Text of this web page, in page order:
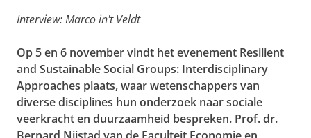
Interview: Marco in't Veldt
Op 5 en 6 november vindt het evenement Resilient
and Sustainable Social Groups: Interdisciplinary
Approaches plaats, waar wetenschappers van
diverse disciplines hun onderzoek naar sociale
veerkracht en duurzaamheid bespreken. Prof. dr.